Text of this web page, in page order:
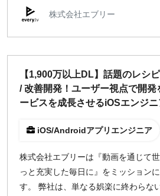
株式会社エブリー
【1,900万以上DL】話題のレシ
/ 改善開発！ユーザー視点で開
ービスを成長させるiOSエンジ
iOS/Androidアプリエンジニア
株式会社エブリーは『動画を通じて
っと充実した毎日に』をミッション
す。 弊社は、単なる娯楽に終わらな